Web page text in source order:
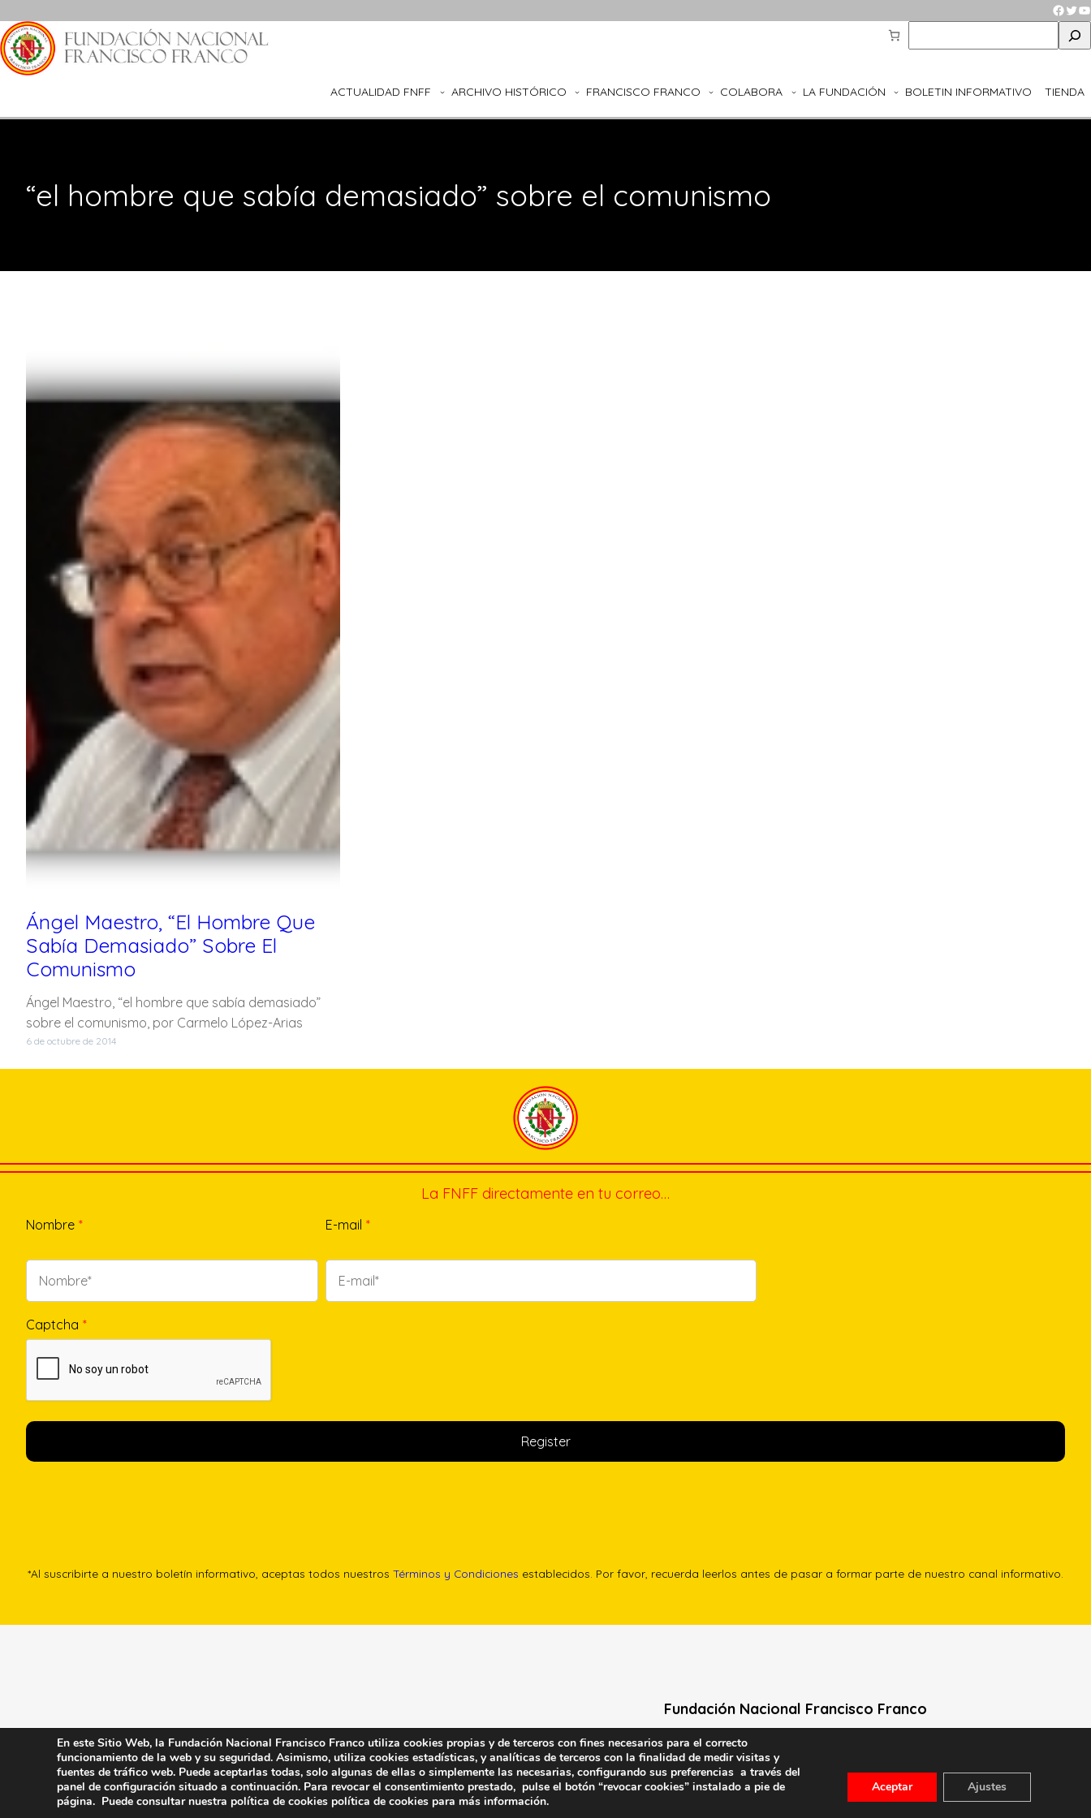
al
contenido
e
r
ACTUALIDAD FNFF ARCHIVO HISTÓRICO FRANCISCO FRANCO COLABORA LA FUNDACIÓN BOLETIN INFORMATIVO TIENDA
“el hombre que sabía demasiado” sobre el comunismo
Ángel Maestro, “el Hombre Que
Sabía Demasiado” Sobre El
Comunismo
Ángel Maestro, “el hombre que sabía demasiado”
sobre el comunismo, por Carmelo López-Arias
6 de octubre de 2014
La FNFF directamente en tu correo…
Nombre * E-mail *
Captcha *
*Al suscribirte a nuestro boletín informativo, aceptas todos nuestros Términos y Condiciones establecidos. Por favor, recuerda leerlos antes de pasar a formar parte de nuestro canal informativo.
Fundación Nacional Francisco Franco
Calle Edgar Neville, 1 -1º Izq
(antes calle General Moscardó)
28020 (Madrid) – Tel. 91 541 21 22
En este Sitio Web, la Fundación Nacional Francisco Franco utiliza cookies propias y de terceros con fines necesarios para el correcto
funcionamiento de la web y su seguridad. Asimismo, utiliza cookies estadísticas, y analíticas de terceros con la finalidad de medir visitas y
fuentes de tráfico web. Puede aceptarlas todas, solo algunas de ellas o simplemente las necesarias, configurando sus preferencias a través del
panel de configuración situado a continuación. Para revocar el consentimiento prestado, pulse el botón “revocar cookies” instalado a pie de
página. Puede consultar nuestra política de cookies política de cookies para más información.
Aceptar Ajustes